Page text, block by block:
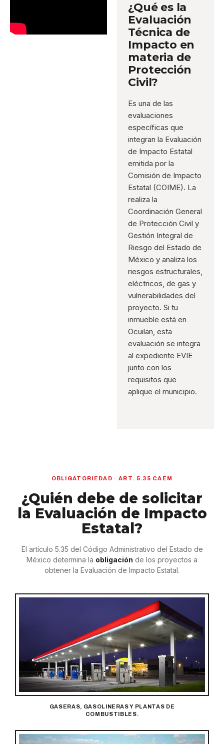
¿Qué es la
Evaluación
Técnica de
Impacto en
materia de
Protección
Civil?
Es una de las
evaluaciones
específicas que
integran la Evaluación
de Impacto Estatal
emitida por la
Comisión de Impacto
Estatal (COIME). La
realiza la
Coordinación General
de Protección Civil y
Gestión Integral de
Riesgo del Estado de
México y analiza los
riesgos estructurales,
eléctricos, de gas y
vulnerabilidades del
proyecto. Si tu
inmueble está en
Ocuilan, esta
evaluación se integra
al expediente EVIE
junto con los
requisitos que
aplique el municipio.
OBLIGATORIEDAD · ART. 5.35 CAEM
¿Quién debe de solicitar
la Evaluación de Impacto
Estatal?
El artículo 5.35 del Código Administrativo del Estado de
México determina la obligación de los proyectos a
obtener la Evaluación de Impacto Estatal.
GASERAS, GASOLINERAS Y PLANTAS DE
COMBUSTIBLES.